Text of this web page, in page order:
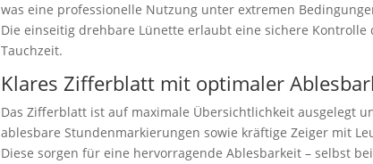
was eine professionelle Nutzung unter extremen
Die einseitig drehbare Lünette erlaubt eine sichere Kontrolle
Tauchzeit.
Klares Zifferblatt mit optimaler
Das Zifferblatt ist auf maximale Übersichtlichkeit ausgelegt
ablesbare Stundenmarkierungen sowie kräftige Zeiger mit
Diese sorgen für eine hervorragende Ablesbarkeit – selbst